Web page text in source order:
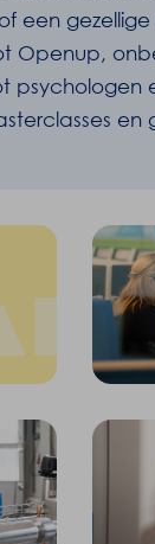
een gezellige
Openup,
psychologen
en